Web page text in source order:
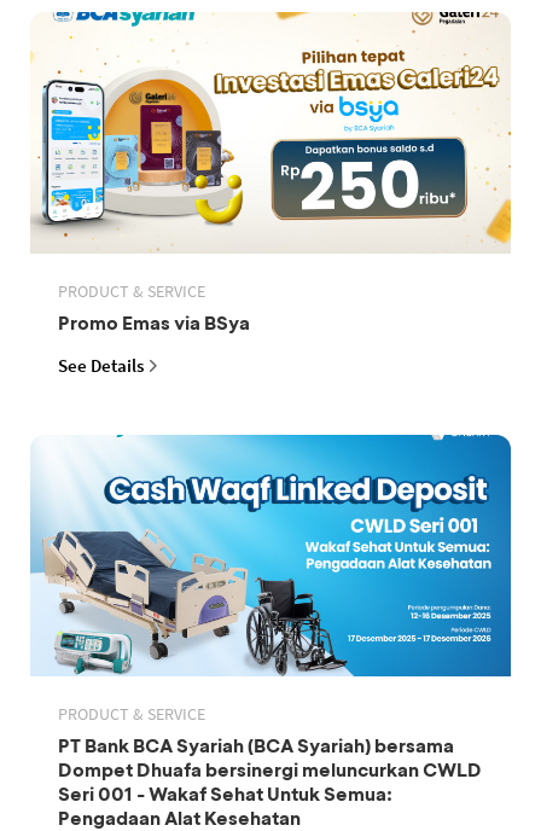
PRODUCT & SERVICE
Promo Emas via BSya
See Details
PRODUCT & SERVICE
PT Bank BCA Syariah (BCA Syariah) bersama
Dompet Dhuafa bersinergi meluncurkan CWLD
Seri 001 - Wakaf Sehat Untuk Semua:
Pengadaan Alat Kesehatan